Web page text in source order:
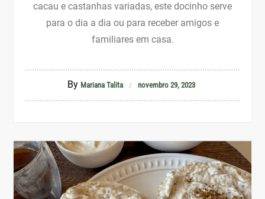
cacau e castanhas variadas, este docinho serve
para o dia a dia ou para receber amigos e
familiares em casa.
By Mariana Talita novembro 29, 2023